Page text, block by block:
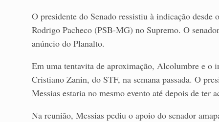
O presidente do Senado ressistiu à indicação desde
Rodrigo Pacheco (PSB-MG) no Supremo. O
anúncio do Planalto.
Em uma tentavita de aproximação, Alcolumbre e o
Cristiano Zanin, do STF, na semana passada. O
Messias estaria no mesmo evento até depois de ter
Na reunião, Messias pediu o apoio do senador